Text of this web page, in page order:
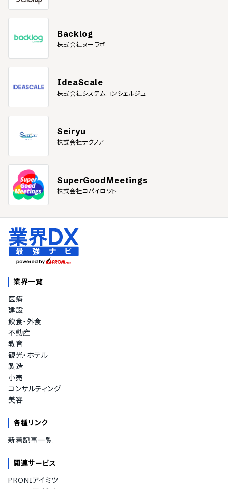
Backlog
株式会社ヌーラボ
IdeaScale
株式会社システムコンシェルジュ
Seiryu
株式会社テクノア
SuperGoodMeetings
株式会社コパイロツト
業界一覧
医療
建設
飲食・外食
不動産
教育
観光・ホテル
製造
小売
コンサルティング
美容
各種リンク
新着記事一覧
関連サービス
PRONIアイミツ